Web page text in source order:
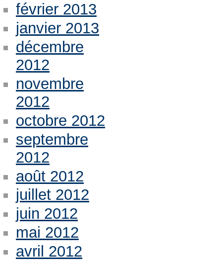
février 2013
janvier 2013
décembre
2012
novembre
2012
octobre 2012
septembre
2012
août 2012
juillet 2012
juin 2012
mai 2012
avril 2012